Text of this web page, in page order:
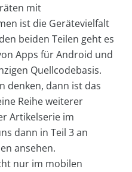
mit
ist die Gerätevielfalt
beiden Teilen geht es
Apps für Android und
Quellcodebasis.
denken, dann ist das
Reihe weiterer
Artikelserie im
dann in Teil 3 an
ansehen.
nur im mobilen